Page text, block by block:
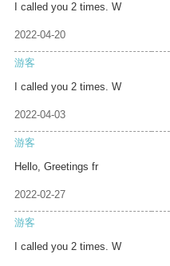
I called you 2 times. W
2022-04-20
游客
I called you 2 times. W
2022-04-03
游客
Hello, Greetings fr
2022-02-27
游客
I called you 2 times. W